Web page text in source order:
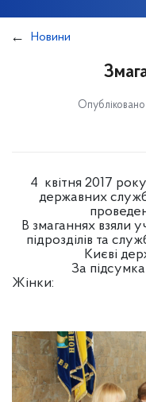
Новини
4 квітня 2017
державних
В змаганнях взяли
підрозділів та
Києві
За
Жінки: